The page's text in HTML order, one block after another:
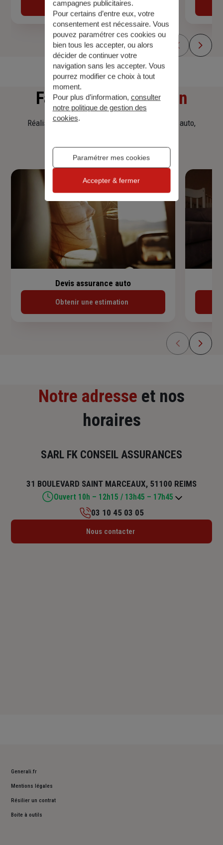
Découvrir
Faitesune simulation
Réalisez une simulation tarifaire d'assurance, auto,
Devis assurance auto
Obtenir une estimation
Notre adresse et nos
horaires
SARL FK CONSEIL ASSURANCES
31 BOULEVARD SAINT MARCEAUX, 51100 REIMS
Ouvert 10h – 12h15 / 13h45 – 17h45
Lundi : 10h – 12h15 / 13h45 – 17h45
03 10 45 03 05
Nous contacter
Generali.fr
Mentions légales
Résilier un contrat
Boite à outils
campagnes publicitaires.
Pour certains d’entre eux, votre
consentement est nécessaire. Vous
pouvez paramétrer ces cookies ou
bien tous les accepter, ou alors
décider de continuer votre
navigation sans les accepter. Vous
pourrez modifier ce choix à tout
moment.
Pour plus d’information, consulter
notre politique de gestion des
cookies.
Paramétrer mes cookies
Accepter & fermer